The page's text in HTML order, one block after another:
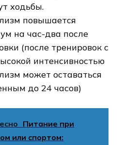
ходьбы.
повышается
на час-два после
(после тренировок с
интенсивностью
может оставаться
до 24 часов)
Питание при
или спортом: